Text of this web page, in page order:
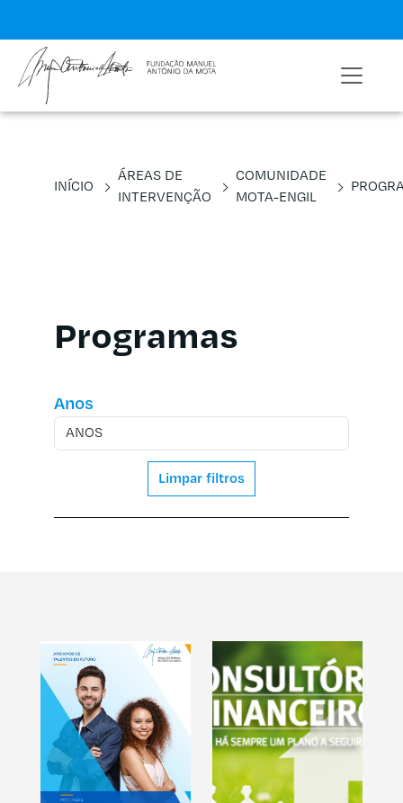
INÍCIO
ÁREAS DE
INTERVENÇÃO
COMUNIDADE
MOTA-ENGIL
Programas
Anos
Limpar filtros